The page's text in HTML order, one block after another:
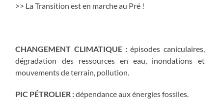
>> La Transition est en marche au Pré !
CHANGEMENT CLIMATIQUE : épisodes caniculaires,
dégradation des ressources en eau, inondations et
mouvements de terrain, pollution.
PIC PÉTROLIER :dépendance aux énergies fossiles.